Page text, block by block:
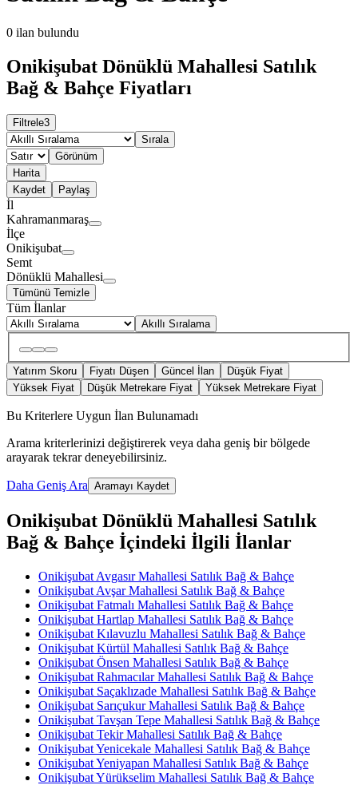
0 ilan bulundu
Onikişubat Dönüklü Mahallesi Satılık
Bağ & Bahçe Fiyatları
Filtrele3
Sırala
Görünüm
Harita
Kaydet
Paylaş
İl
Kahramanmaraş
İlçe
Onikişubat
Semt
Dönüklü Mahallesi
Tümünü Temizle
Tüm İlanlar
Akıllı Sıralama
Yatırım Skoru Fiyatı Düşen Güncel İlan
Düşük Fiyat
Yüksek Fiyat
Düşük Metrekare Fiyat Yüksek Metrekare Fiyat
Bu Kriterlere Uygun İlan Bulunamadı
Arama kriterlerinizi değiştirerek veya daha geniş bir bölgede
arayarak tekrar deneyebilirsiniz.
Daha Geniş Ara Aramayı Kaydet
Onikişubat Dönüklü Mahallesi Satılık
Bağ & Bahçe İçindeki İlgili İlanlar
Onikişubat Avgasır Mahallesi Satılık Bağ & Bahçe
Onikişubat Avşar Mahallesi Satılık Bağ & Bahçe
Onikişubat Fatmalı Mahallesi Satılık Bağ & Bahçe
Onikişubat Hartlap Mahallesi Satılık Bağ & Bahçe
Onikişubat Kılavuzlu Mahallesi Satılık Bağ & Bahçe
Onikişubat Kürtül Mahallesi Satılık Bağ & Bahçe
Onikişubat Önsen Mahallesi Satılık Bağ & Bahçe
Onikişubat Rahmacılar Mahallesi Satılık Bağ & Bahçe
Onikişubat Saçaklızade Mahallesi Satılık Bağ & Bahçe
Onikişubat Sarıçukur Mahallesi Satılık Bağ & Bahçe
Onikişubat Tavşan Tepe Mahallesi Satılık Bağ & Bahçe
Onikişubat Tekir Mahallesi Satılık Bağ & Bahçe
Onikişubat Yenicekale Mahallesi Satılık Bağ & Bahçe
Onikişubat Yeniyapan Mahallesi Satılık Bağ & Bahçe
Onikişubat Yürükselim Mahallesi Satılık Bağ & Bahçe